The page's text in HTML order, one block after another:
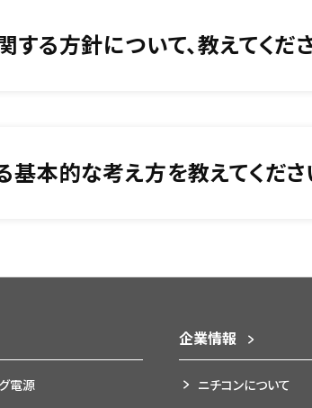
る方針について、教えてくださ
本的な考え方を教えてくださ
電源
企業情報
ニチコンについて